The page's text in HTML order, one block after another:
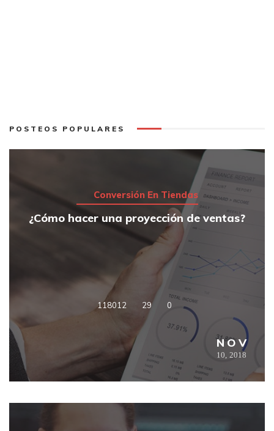
POSTEOS POPULARES
Conversión En Tiendas
¿Cómo hacer una proyección de ventas?
118012 29 0
NOV
10, 2018